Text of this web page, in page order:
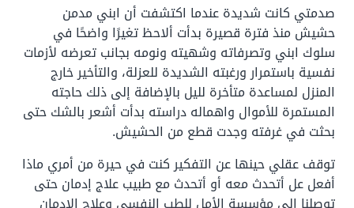
صدمتي كانت شديدة عندما اكتشفت أن ابني مدمن
حشيش منذ فترة قصيرة بدأت ألاحظ تغيرًا واضحًا في
سلوك ابني وتصرفاته وشهيته ونومه بجانب تعرضه لأزمات
نفسية باستمرار ورغبته الشديدة للعزلة، والتأخير خارج
المنزل لمساعدة متأخرة لليل بالإضافة إلى ذلك حاجته
المستمرة للأموال واهماله دراسته بدأت أشعر بالشك حتى
بحثت في غرفته وجدت قطع من الحشيش.
توقف عقلي حينها عن التفكير كنت في حيرة من أمري ماذا
أفعل عل أتحدث معه أو أتحدث مع طبيب علاج إدمان حتى